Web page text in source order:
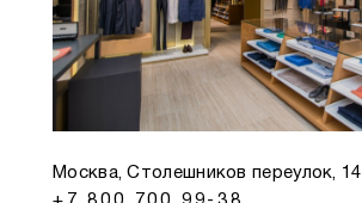
Москва, Столешников переулок, 14